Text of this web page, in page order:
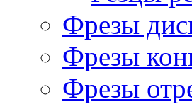
Фрезы
Фрезы
Фрезы